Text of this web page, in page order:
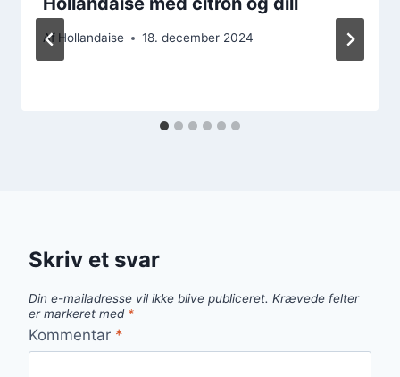
Af Hollandaise 18. december 2024
Skriv et svar
Din e-mailadresse vil ikke blive publiceret. Krævede felter
er markeret med *
Kommentar *